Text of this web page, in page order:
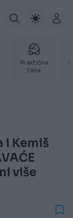
Praktična
žena
i Kemiš
više